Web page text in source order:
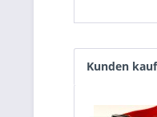
Kunden